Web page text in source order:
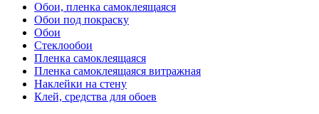
Обои, пленка самоклеящаяся
Обои под покраску
Обои
Стеклообои
Пленка самоклеящаяся
Пленка самоклеящаяся витражная
Наклейки на стену
Клей, средства для обоев